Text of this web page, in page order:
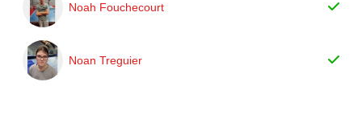
Noah Fouchecourt
Noan Treguier